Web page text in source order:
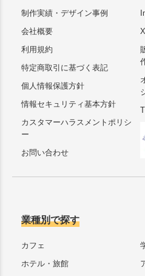
制作実績・デザイン事例
会社概要
利用規約
特定商取引に基づく表記
個人情報保護方針
情報セキュリティ基本方針
カスタマーハラスメントポリシ
ー
お問い合わせ
X
業種別で探す
カフェ
ホテル・旅館